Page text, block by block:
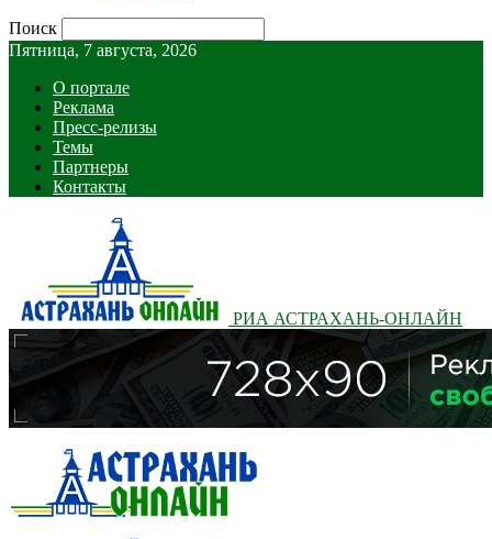
Поиск
Пятница, 7 августа, 2026
О портале
Реклама
Пресс-релизы
Темы
Партнеры
Контакты
РИА АСТРАХАНЬ-ОНЛАЙН